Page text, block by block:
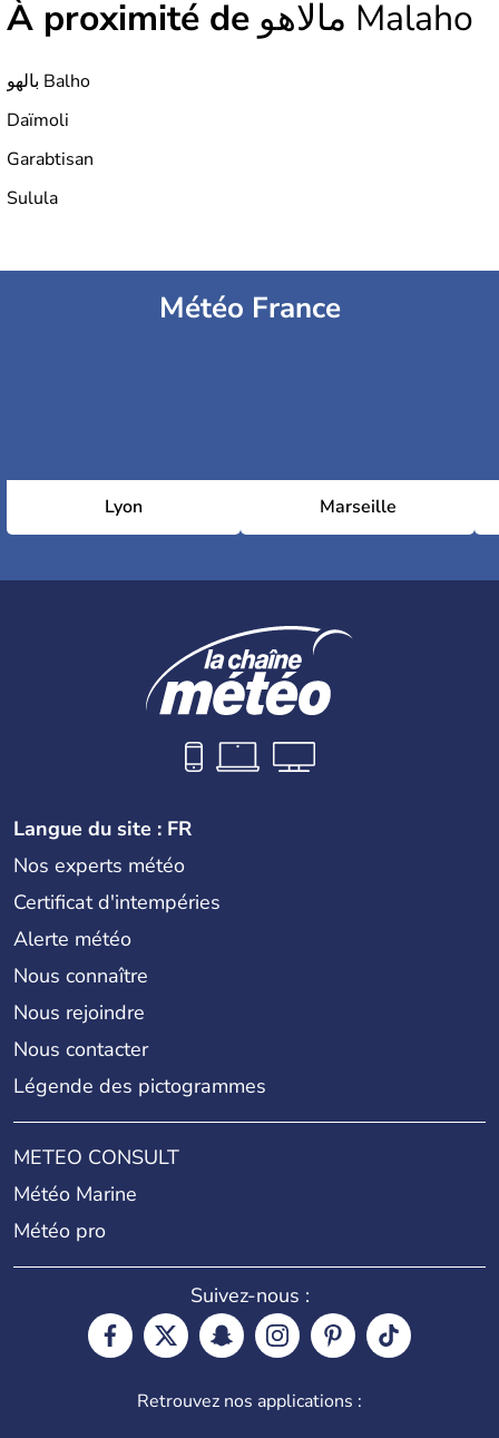
À proximité de مالاهو Malaho
بالهو Balho
Daïmoli
Garabtisan
Sulula
Météo France
Lyon Marseille
Langue du site : FR
Nos experts météo
Certificat d'intempéries
Alerte météo
Nous connaître
Nous rejoindre
Nous contacter
Légende des pictogrammes
METEO CONSULT
Météo Marine
Météo pro
Suivez-nous :
Retrouvez nos applications :